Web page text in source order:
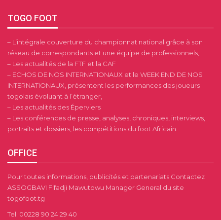
TOGO FOOT
– L’intégrale couverture du championnat national grâce à son
réseau de correspondants et une équipe de professionnels,
– Les actualités de la FTF et la CAF
– ECHOS DE NOS INTERNATIONAUX et le WEEK END DE NOS
INTERNATIONAUX, présentent les performances des joueurs
togolais évoluant à l’étranger,
– Les actualités des Éperviers
– Les conférences de presse, analyses, chroniques, interviews,
portraits et dossiers, les compétitions du foot Africain.
OFFICE
Pour toutes informations, publicités et partenariats Contactez
ASSOGBAVI Fifadji Mawutowu Manager General du site
togofoot.tg
Tel: 00228 90 24 29 40